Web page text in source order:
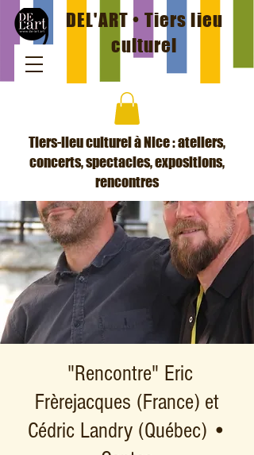
DEL'ART • Tiers lieu
culturel
Tiers-lieu culturel à Nice : ateliers,
concerts, spectacles, expositions,
rencontres
"Rencontre" Eric
Frèrejacques (France) et
Cédric Landry (Québec) •